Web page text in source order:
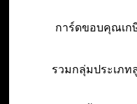
การ์ดขอบคุณเ
รวมกลุ่มประเภท